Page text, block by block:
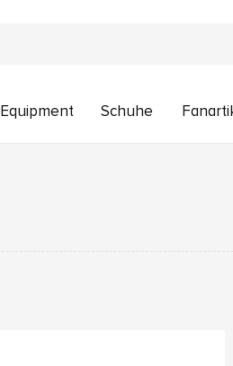
Equipment Schuhe